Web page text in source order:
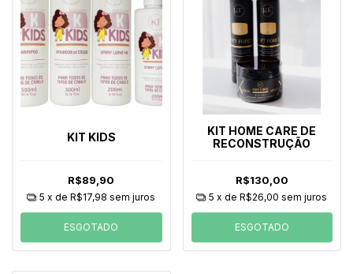
KIT KIDS
R$89,90
5 x deR$17,98 sem juros
ESGOTADO
KIT HOME CARE DE
RECONSTRUÇÃO
R$130,00
5 x deR$26,00 sem juros
ESGOTADO